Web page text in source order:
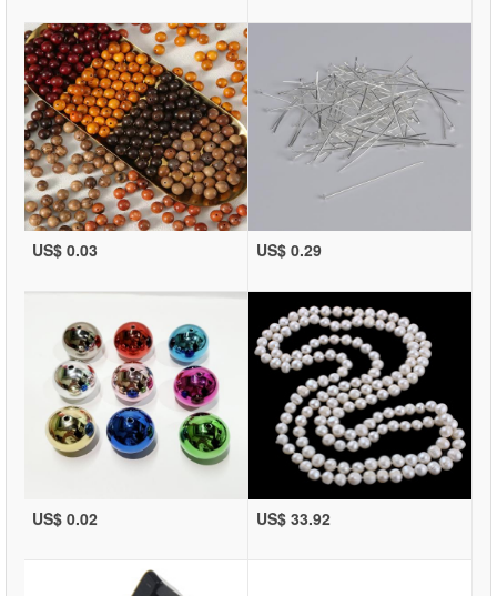
US$ 0.03 US$ 0.29
US$ 0.02 US$ 33.92